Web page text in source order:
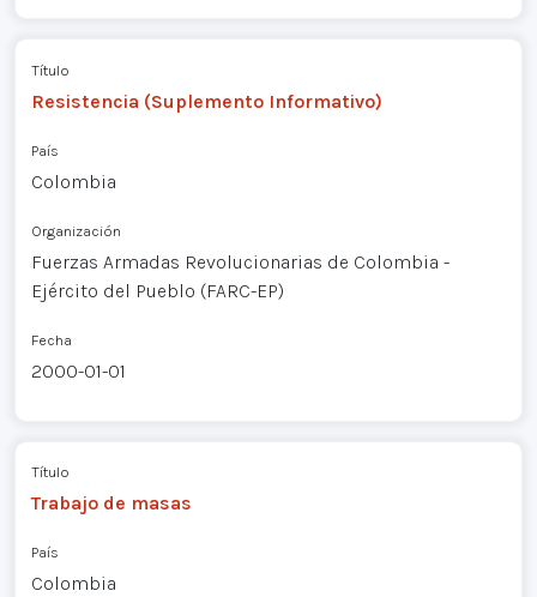
Título
Resistencia (Suplemento Informativo)
País
Colombia
Organización
Fuerzas Armadas Revolucionarias de Colombia -
Ejército del Pueblo (FARC-EP)
Fecha
2000-01-01
Título
Trabajo de masas
País
Colombia